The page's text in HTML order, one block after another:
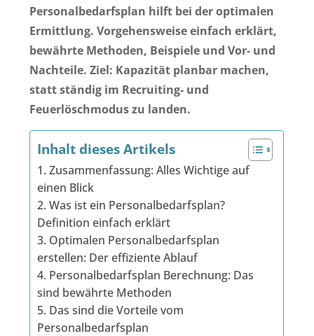
Personalbedarfsplan hilft bei der optimalen
Ermittlung. Vorgehensweise einfach erklärt,
bewährte Methoden, Beispiele und Vor- und
Nachteile. Ziel: Kapazität planbar machen,
statt ständig im Recruiting- und
Feuerlöschmodus zu landen.
Inhalt dieses Artikels
1. Zusammenfassung: Alles Wichtige auf
einen Blick
2. Was ist ein Personalbedarfsplan?
Definition einfach erklärt
3. Optimalen Personalbedarfsplan
erstellen: Der effiziente Ablauf
4. Personalbedarfsplan Berechnung: Das
sind bewährte Methoden
5. Das sind die Vorteile vom
Personalbedarfsplan